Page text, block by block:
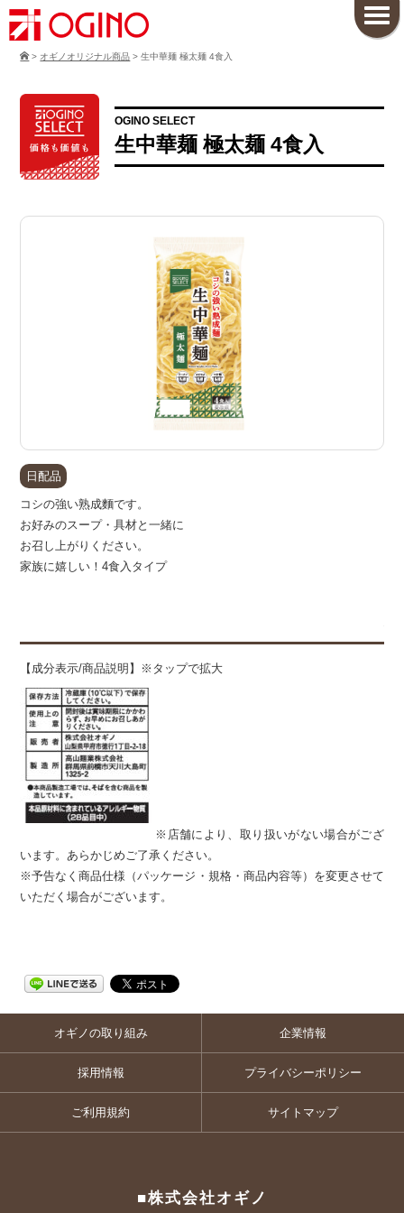
> オギノオリジナル商品 >生中華麺 極太麺 4食入
OGINO SELECT
生中華麺 極太麺 4食入
日配品
コシの強い熟成麵です。
お好みのスープ・具材と一緒に
お召し上がりください。
家族に嬉しい！4食入タイプ
【成分表示/商品説明】※タップで拡大
※店舗により、取り扱いがない場合がござ
います。あらかじめご了承ください。
※予告なく商品仕様（パッケージ・規格・商品内容等）を変更させて
いただく場合がございます。
オギノの取り組み 企業情報
採用情報 プライバシーポリシー
ご利用規約 サイトマップ
■株式会社オギノ